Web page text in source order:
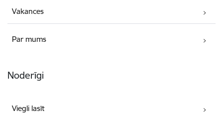
Vakances
Par mums
Noderīgi
Viegli lasīt